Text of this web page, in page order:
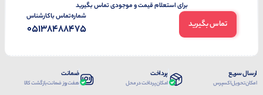
برای استعلام قیمت و موجودی تماس بگیرید
تماس بگیرید
شماره‌تماس‌ با‌کارشناس
05138488475
ارسال سریع
امکان تحویل اکسپرس
پرداخت
امکان پرداخت در محل
ضمانت
هفت روز ضمانت بازگشت کالا